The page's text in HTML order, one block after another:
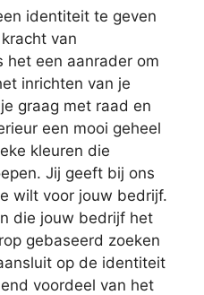
identiteit te geven
van
het een aanrader om
inrichten van je
graag met raad en
een mooi geheel
kleuren die
Jij geeft bij ons
wilt voor jouw bedrijf.
die jouw bedrijf het
gebaseerd zoeken
op de identiteit
voordeel van het